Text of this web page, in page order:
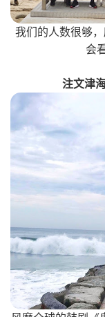
我们的人数很够
会
注文津